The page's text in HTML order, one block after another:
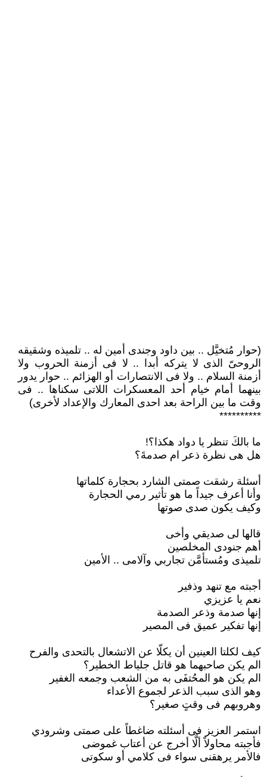
(حوار مُتخيَّل .. بين داود وجندى أمين له .. تلميذه وشقيقه
الروحىّ الذى لا يتركه أبدا .. لا فى أزمنة الحروب ولا
أزمنة السلام .. ولا فى الانتصارات أو الهزائم .. حوار يدور
بينهما أمام خيام أحد المعسكرات اللاتى سكناها .. فى
وقت ما بين الراحة بعد احدى المعارك والإعداد لأخرى)
**********
ما بالكَ تنظر يا دواد هكذا؟!
هل هى نظرة ذعر ام صدمةَ؟
أسئلة رشقت صمتى الشارد بحجارة كلماتها
وأنا أعرف جيداً ما هو تأثير رمي الحجارة
وكيف يكون صدى صوتها
قالها لى صديقي وأخى
أهم جنودى المخلصين
تلميذى ومُستأمَّن تجاربي وآلامى .. الأمين
أجبته مع تنهد وذفير
نعم يا عزيزي
إنها صدمة وذعر الصدمة
إنها تفكير عميق فى المصير
كيف لكلتا العينين أن يكلّا عن الاتشعال بالتحدى والفرح
الم يكن صاحبهما هو قاتل جلياط الخطير؟
الم يكن هو المحُتفَى به من الشعب وجمعه الغفير
وهو الذى سبب الذعر لجموع الأعداء
وهروبهم فى وقتٍ صغير؟
استمر العزيز فى أسئلته ضاغطاً على صمتى وشرودي
فأجبته محاولاً ألَّا أخرج عن أعتاب غموضى
فالأمر يرهقنى سواء فى كلامي أو سكوتى